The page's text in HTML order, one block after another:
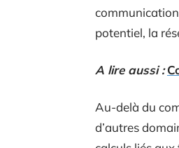
potentiel, la
A lire aussi :
Au-delà du
d’autres